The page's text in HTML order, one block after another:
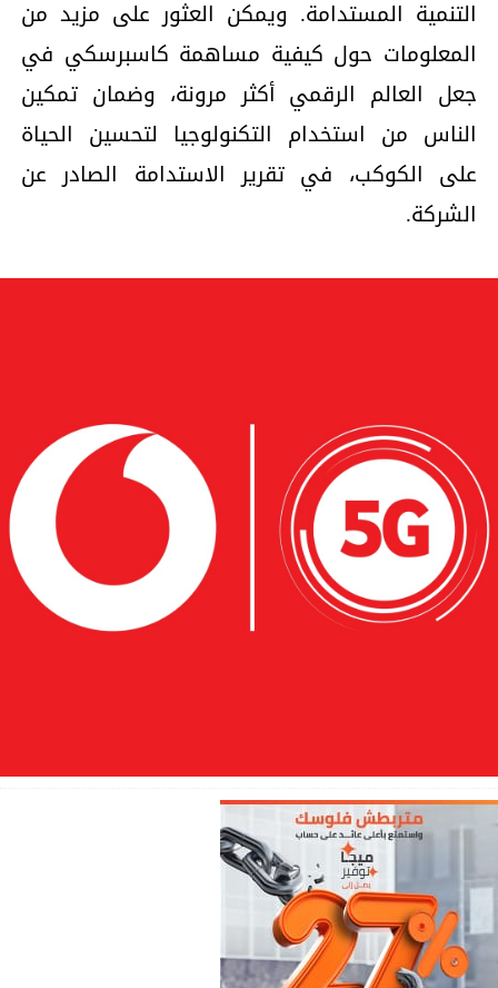
التنمية المستدامة. ويمكن العثور على مزيد من
المعلومات حول كيفية مساهمة كاسبرسكي في
جعل العالم الرقمي أكثر مرونة، وضمان تمكين
الناس من استخدام التكنولوجيا لتحسين الحياة
على الكوكب، في تقرير الاستدامة الصادر عن
الشركة.